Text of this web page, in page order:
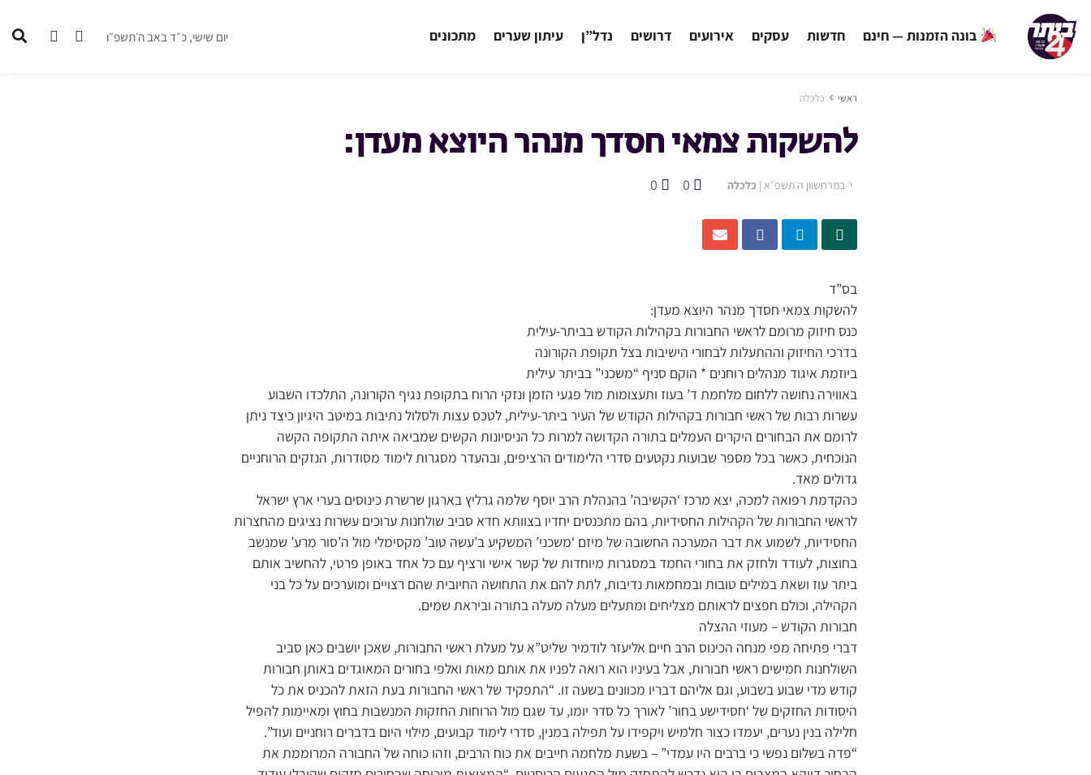
בונה הזמנות — חינם חדשות עסקים אירועים דרושים נדל”ן עיתון שערים מתכונים יום שישי, כ״ד באב ה׳תשפ״ו
ראשי כלכלה
להשקות צמאי חסדך מנהר היוצא מעדן:
י׳ במרחשוון ה׳תשפ״א | כלכלה 0
0
בס”ד
להשקות צמאי חסדך מנהר היוצא מעדן:
כנס חיזוק מרומם לראשי החבורות בקהילות הקודש בביתר-עילית
בדרכי החיזוק וההתעלות לבחורי הישיבות בצל תקופת הקורונה
ביוזמת איגוד מנהלים רוחנים * הוקם סניף “משכני” בביתר עילית
באווירה נחושה ללחום מלחמת ד’ בעוז ותעצומות מול פגעי הזמן ונזקי הרוח בתקופת נגיף הקורונה, התלכדו השבוע
עשרות רבות של ראשי חבורות בקהילות הקודש של העיר ביתר-עילית, לטכס עצות ולסלול נתיבות במיטב היגיון כיצד ניתן
לרומם את הבחורים היקרים העמלים בתורה הקדושה למרות כל הניסיונות הקשים שמביאה איתה התקופה הקשה
הנוכחית, כאשר בכל מספר שבועות נקטעים סדרי הלימודים הרציפים, ובהעדר מסגרות לימוד מסודרות, הנזקים הרוחניים
גדולים מאד.
כהקדמת רפואה למכה, יצא מרכז ‘הקשיבה’ בהנהלת הרב יוסף שלמה גרליץ בארגון שרשרת כינוסים בערי ארץ ישראל
לראשי החבורות של הקהילות החסידיות, בהם מתכנסים יחדיו בצוותא חדא סביב שולחנות ערוכים עשרות נציגים מהחצרות
החסידיות, לשמוע את דבר המערכה החשובה של מיזם ‘משכני’ המשקיע ב’עשה טוב’ מקסימלי מול ה’סור מרע’ שמנשב
בחוצות, לעודד ולחזק את בחורי החמד במסגרות מיוחדות של קשר אישי ורציף עם כל אחד באופן פרטי, להחשיב אותם
ביתר עוז ושאת במילים טובות ובמחמאות נדיבות, לתת להם את התחושה החיובית שהם רצויים ומוערכים על כל בני
הקהילה, וכולם חפצים לראותם מצליחים ומתעלים מעלה מעלה בתורה וביראת שמים.
חבורות הקודש – מעוזי ההצלה
דברי פתיחה מפי מנחה הכינוס הרב חיים אליעזר לודמיר שליט”א על מעלת ראשי החבורות, שאכן יושבים כאן סביב
השולחנות חמישים ראשי חבורות, אבל בעיניו הוא רואה לפניו את אותם מאות ואלפי בחורים המאוגדים באותן חבורות
קודש מדי שבוע בשבוע, וגם אליהם דבריו מכוונים בשעה זו. “התפקיד של ראשי החבורות בעת הזאת להכניס את כל
היסודות החזקים של ‘חסידישע בחור’ לאורך כל סדר יומו, עד שגם מול הרוחות החזקות המנשבות בחוץ ומאיימות להפיל
חלילה בנין נערים, יעמדו כצור חלמיש ויקפידו על תפילה במנין, סדרי לימוד קבועים, מילוי היום בדברים רוחניים ועוד”.
“פדה בשלום נפשי כי ברבים היו עמדי” – בשעת מלחמה חייבים את כוח הרבים, וזהו כוחה של החבורה המרוממת את